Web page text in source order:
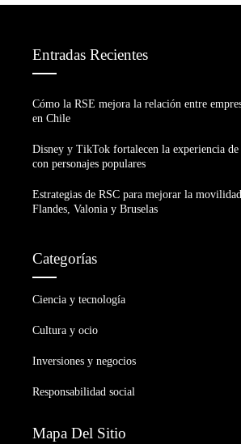
Entradas Recientes
Cómo la RSE mejora la relación entre
en Chile
Disney y TikTok fortalecen la experiencia
con personajes populares
Estrategias de RSC para mejorar la
Flandes, Valonia y Bruselas
Categorías
Ciencia y tecnología
Cultura y ocio
Inversiones y negocios
Responsabilidad social
Mapa Del Sitio